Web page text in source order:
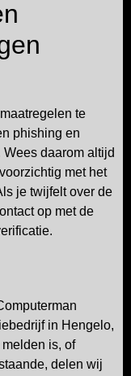
te
phishing en
daarom altijd
met het
je twijfelt over de
op met de
in Hengelo,
is, of
delen wij